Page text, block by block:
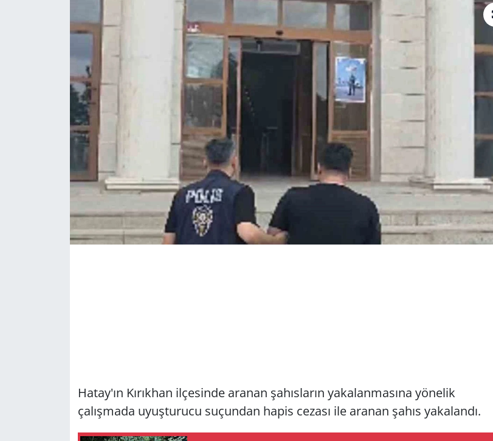
Hatay'ın Kırıkhan ilçesinde aranan şahısların yakalanmasına yönelik
çalışmada uyuşturucu suçundan hapis cezası ile aranan şahıs yakalandı.